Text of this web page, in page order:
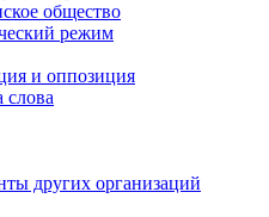
общество
режим
и оппозиция
слова
других организаций